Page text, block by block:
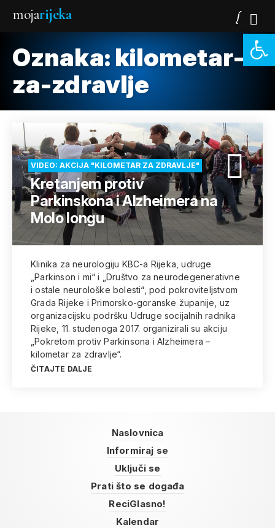
mojarijeka
Oznaka: kilometar-
za-zdravlje
VIDEO: AKCIJA "KILOMETAR ZA ZDRAVLJE"
Kretanjem protiv
Parkinskona i Alzheimera na
Molo longu
Klinika za neurologiju KBC-a Rijeka, udruge
„Parkinson i mi“ i „Društvo za neurodegenerativne
i ostale neurološke bolesti“, pod pokroviteljstvom
Grada Rijeke i Primorsko-goranske županije, uz
organizacijsku podršku Udruge socijalnih radnika
Rijeke, 11. studenoga 2017. organizirali su akciju
„Pokretom protiv Parkinsona i Alzheimera –
kilometar za zdravlje“.
ČITAJTE DALJE
Naslovnica
Informiraj se
Uključi se
Prati što se događa
ReciGlasno!
Kalendar